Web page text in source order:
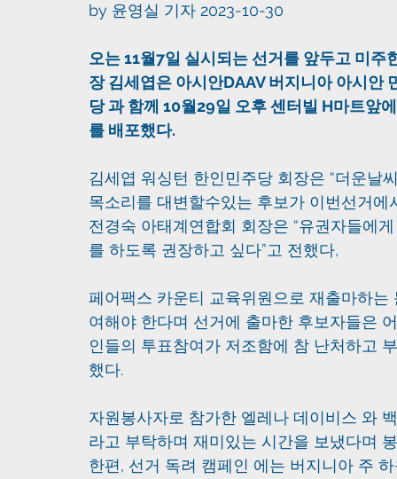
by 윤영실 기자 2023-10-30
오는 11월7일 실시되는 선거를 앞두고 미
장 김세엽은 아시안DAAV 버지니아 아시안
당 과 함께 10월29일 오후 센터빌 H마트앞
를 배포했다.
김세엽 워싱턴 한인민주당 회장은 “더운
목소리를 대변할수있는 후보가 이번선거에
전경숙 아태계연합회 회장은 “유권자들에
를 하도록 권장하고 싶다”고 전했다,
페어팩스 카운티 교육위원으로 재출마하
여해야 한다며 선거에 출마한 후보자들은
인들의 투표참여가 저조함에 참 난처하고
했다.
자원봉사자로 참가한 엘레나 데이비스 와
라고 부탁하며 재미있는 시간을 보냈다며
한편, 선거 독려 캠페인 에는 버지니아 주